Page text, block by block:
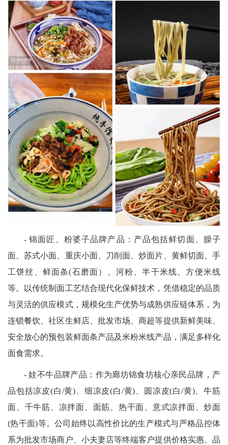
- 锦面匠、粉婆子品牌产品：产品包括鲜切面、臊子
面、苏式小面、重庆小面、刀削面、炒面片、黄鲜切面、手
工饼丝、鲜面条(石磨面）、河粉、半干米线、方便米线
等。以传统制面工艺结合现代化保鲜技术，凭借稳定的品质
与灵活的供应模式，规模化生产优势与成熟供应链体系，为
连锁餐饮、社区生鲜店、批发市场、商超等提供新鲜美味、
安全放心的预包装鲜面条产品及米粉米线产品，满足多样化
面食需求。
- 娃不牛品牌产品：作为廊坊锦食坊核心亲民品牌，产
品包括凉皮(白/黄)、细凉皮(白/黄)、圆凉皮(白/黄)、牛筋
面、千牛筋、凉拌面、面筋、热干面、意式凉拌面、炒面
(热干面)等。公司始终以高性价比的生产模式与严格品控体
系为批发市场商户、小夫妻店等终端客户提供价格实惠、品